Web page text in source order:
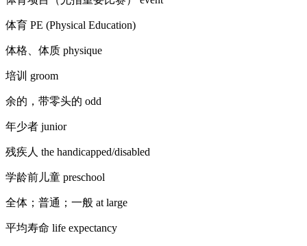
体育 PE (Physical Education)
体格、体质 physique
培训 groom
余的，带零头的 odd
年少者 junior
残疾人 the handicapped/disabled
学龄前儿童 preschool
全体；普通；一般 at large
平均寿命 life expectancy